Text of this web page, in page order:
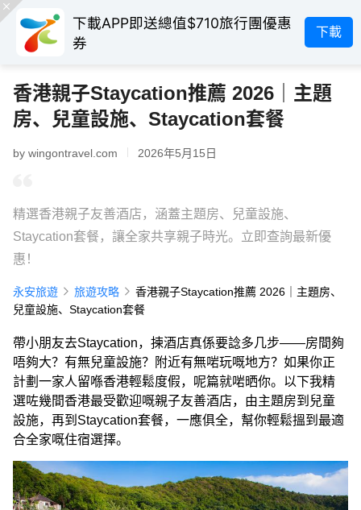
下載APP即送總值$710旅行團優惠
券
下載
香港親子Staycation推薦 2026｜主題
房、兒童設施、Staycation套餐
by wingontravel.com 2026年5月15日
精選香港親子友善酒店，涵蓋主題房、兒童設施、
Staycation套餐，讓全家共享親子時光。立即查詢最新優
惠！
永安旅遊 旅遊攻略
香港親子Staycation推薦 2026｜主題房、
兒童設施、Staycation套餐
帶小朋友去Staycation，揀酒店真係要諗多几步——房間夠
唔夠大？有無兒童設施？附近有無啱玩嘅地方？如果你正
計劃一家人留喺香港輕鬆度假，呢篇就啱晒你。以下我精
選咗幾間香港最受歡迎嘅親子友善酒店，由主題房到兒童
設施，再到Staycation套餐，一應俱全，幫你輕鬆搵到最適
合全家嘅住宿選擇。